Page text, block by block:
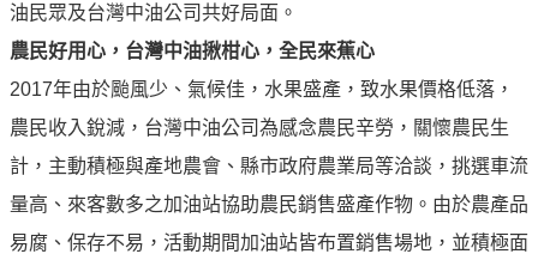
友
愛
中
油
深
耕
關
懷
油民眾及台灣中油公司共好局面。
農民好用心，台灣中油揪柑心，全民來蕉心
2017年由於颱風少、氣候佳，水果盛產，致水果價格低落，
農民收入銳減，台灣中油公司為感念農民辛勞，關懷農民生
計，主動積極與產地農會、縣市政府農業局等洽談，挑選車流
量高、來客數多之加油站協助農民銷售盛產作物。由於農產品
易腐、保存不易，活動期間加油站皆布置銷售場地，並積極面